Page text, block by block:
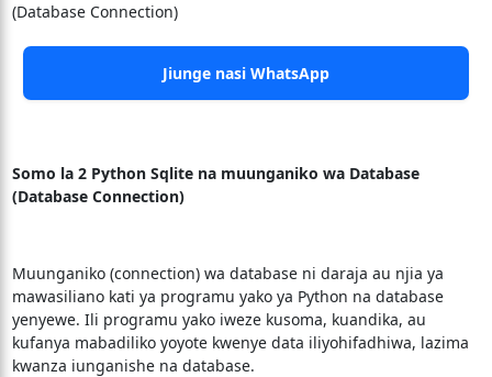
(Database Connection)
Jiunge nasi WhatsApp
Somo la 2 Python Sqlite na muunganiko wa Database
(Database Connection)
Muunganiko (connection) wa database ni daraja au njia ya
mawasiliano kati ya programu yako ya Python na database
yenyewe. Ili programu yako iweze kusoma, kuandika, au
kufanya mabadiliko yoyote kwenye data iliyohifadhiwa, lazima
kwanza iunganishe na database.